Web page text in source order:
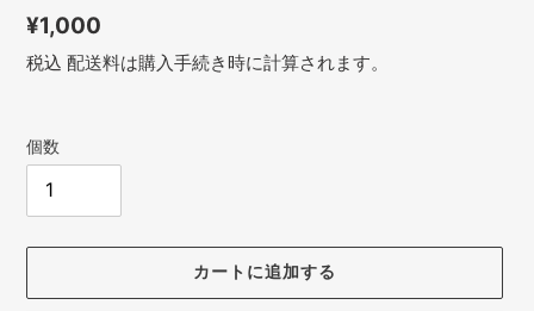
通
常
¥1,000
税込 配送料は購入手続き時に計算されます。
個数
カートに追加する